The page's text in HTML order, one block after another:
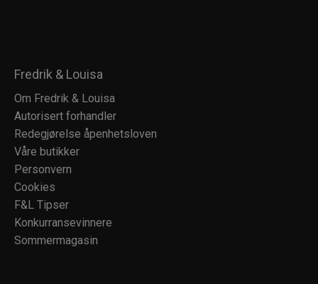
Fredrik & Louisa
Om Fredrik & Louisa
Autorisert forhandler
Redegjørelse åpenhetsloven
Våre butikker
Personvern
Cookies
F&L Tipser
Konkurransevinnere
Sommermagasin